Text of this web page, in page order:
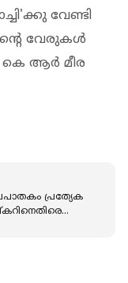
വേണ്ടി
വേരുകള്‍
കെ ആര്‍ മീര
പ്രത്യേക